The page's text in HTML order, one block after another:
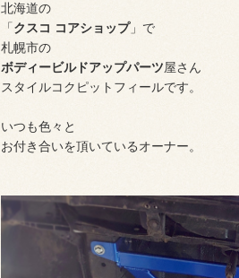
北海道の
「クスコ コアショップ」で
札幌市の
ボディービルドアップパーツ屋さん
スタイルコクピットフィールです。
いつも色々と
お付き合いを頂いているオーナー。